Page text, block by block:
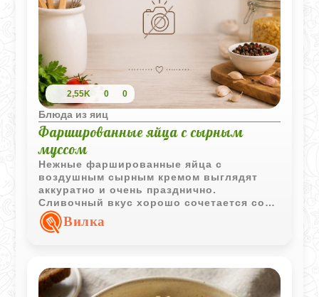
2,55K 0 0
Блюда из яиц
Фаршированные яйца с сырным
муссом
Нежные фаршированные яйца с
воздушным сырным кремом выглядят
аккуратно и очень празднично.
Сливочный вкус хорошо сочетается со
свежими овощами и тонкими рулетиками
ветчины.
Вилка